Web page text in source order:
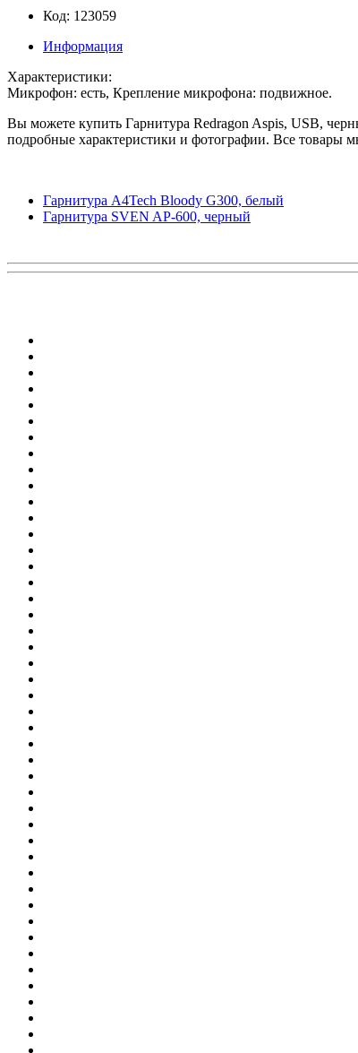
Код: 123059
Информация
Характеристики:
Микрофон: есть, Крепление микрофона: подвижное.
Вы можете купить Гарнитура Redragon Aspis, USB,
подробные характеристики и фотографии. Все товары
Гарнитура A4Tech Bloody G300, белый
Гарнитура SVEN AP-600, черный